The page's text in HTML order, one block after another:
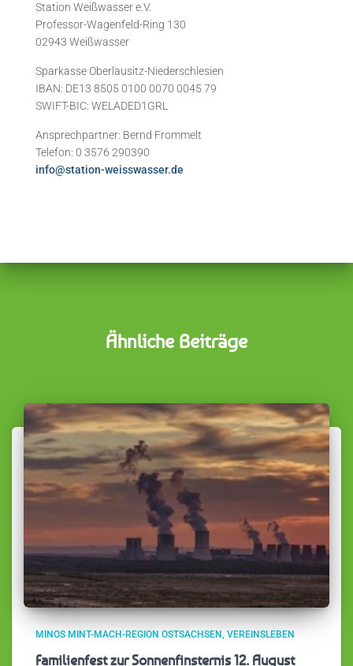
Station Weißwasser e.V.
Professor-Wagenfeld-Ring 130
02943 Weißwasser
Sparkasse Oberlausitz-Niederschlesien
IBAN: DE13 8505 0100 0070 0045 79
SWIFT-BIC: WELADED1GRL
Ansprechpartner: Bernd Frommelt
Telefon: 0 3576 290390
info@station-weisswasser.de
Ähnliche Beiträge
MINOS MINT-MACH-REGION OSTSACHSEN VEREINSLEBEN
Familienfest zur Sonnenfinsternis 12. August